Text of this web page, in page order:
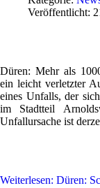
Veröffentlicht:
Düren: Mehr als
ein leicht verletzter
eines Unfalls, der
im Stadtteil
Unfallursache ist
Weiterlesen: Düren: